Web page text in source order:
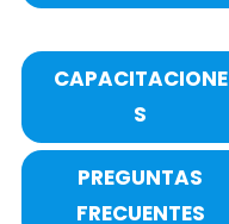
CAPACITACIONE
S
PREGUNTAS
FRECUENTES